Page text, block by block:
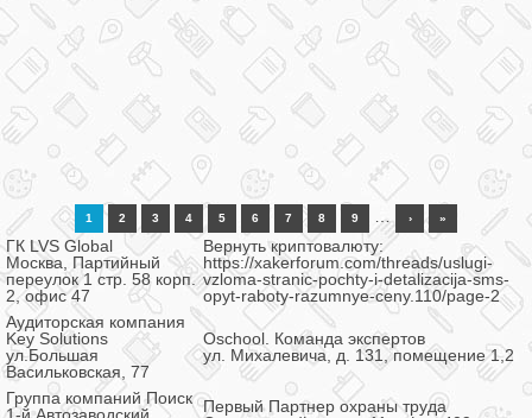
1 2 3 4 5 6 7 8 9 … › »
ГК LVS Global
Москва, Партийный
переулок 1 стр. 58 корп.
2, офис 47
Вернуть криптовалюту:
https://xakerforum.com/threads/uslugi-
vzloma-stranic-pochty-i-detalizacija-sms-
opyt-raboty-razumnye-ceny.110/page-2
Аудиторская компания
Key Solutions
ул.Большая
Васильковская, 77
Oschool. Команда экспертов
ул. Михалевича, д. 131, помещение 1,2
Группа компаний Поиск Первый Партнер охраны труда